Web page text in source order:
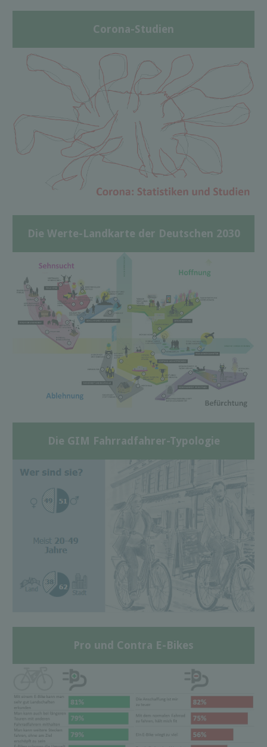
Corona-Studien
Die Werte-Landkarte der Deutschen 2030
Die GIM Fahrradfahrer-Typologie
Pro und Contra E-Bikes